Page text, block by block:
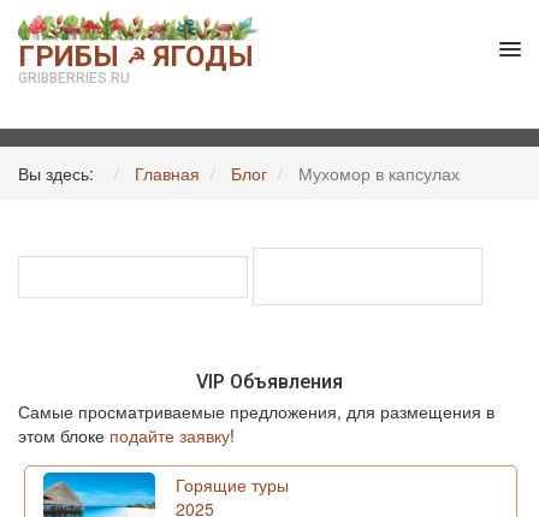
ГРИБЫ ☭ ЯГОДЫ
GRIBBERRIES.RU
Вы здесь: Главная Блог Мухомор в капсулах
VIP Объявления
Самые просматриваемые предложения, для размещения в
этом блоке подайте заявку!
Горящие туры
2025